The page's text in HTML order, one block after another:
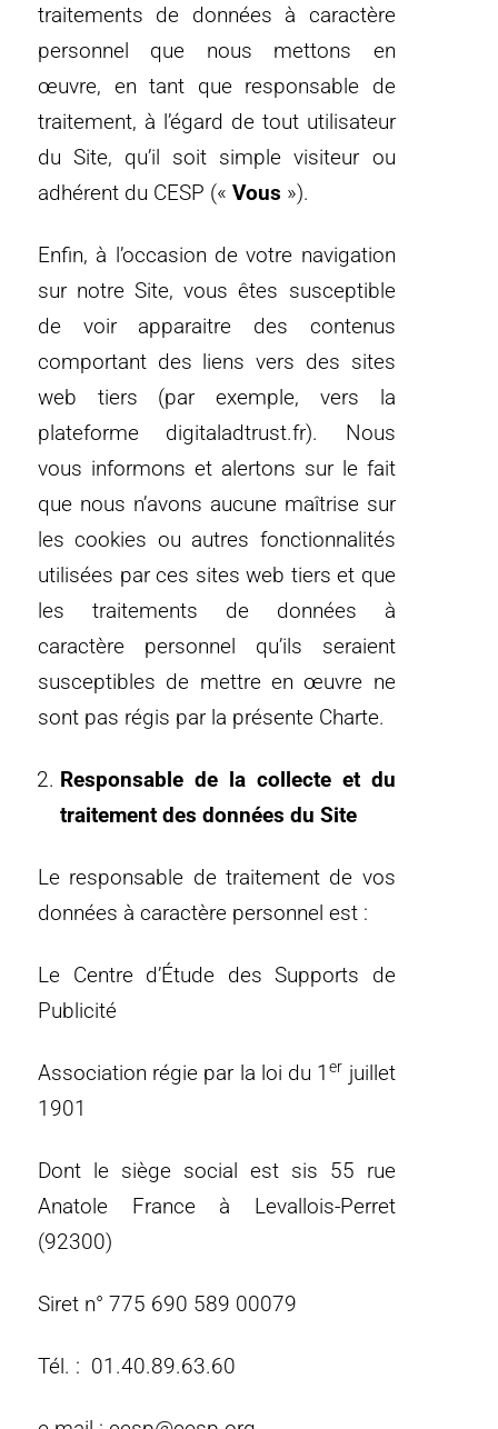
traitements de données à caractère
personnel que nous mettons en
œuvre, en tant que responsable de
traitement, à l’égard de tout utilisateur
du Site, qu’il soit simple visiteur ou
adhérent du CESP (« Vous »).
Enfin, à l’occasion de votre navigation
sur notre Site, vous êtes susceptible
de voir apparaitre des contenus
comportant des liens vers des sites
web tiers (par exemple, vers la
plateforme digitaladtrust.fr). Nous
vous informons et alertons sur le fait
que nous n’avons aucune maîtrise sur
les cookies ou autres fonctionnalités
utilisées par ces sites web tiers et que
les traitements de données à
caractère personnel qu’ils seraient
susceptibles de mettre en œuvre ne
sont pas régis par la présente Charte.
Responsable de la collecte et du
traitement des données du Site
Le responsable de traitement de vos
données à caractère personnel est :
Le Centre d’Étude des Supports de
Publicité
Association régie par la loi du 1er juillet
1901
Dont le siège social est sis 55 rue
Anatole France à Levallois-Perret
(92300)
Siret n° 775 690 589 00079
Tél. : 01.40.89.63.60